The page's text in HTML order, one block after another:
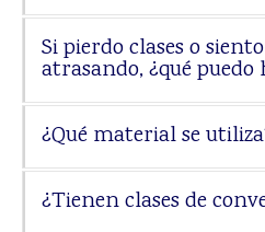
Si pierdo clases o
atrasando, ¿qué puedo
¿Qué material se
¿Tienen clases de